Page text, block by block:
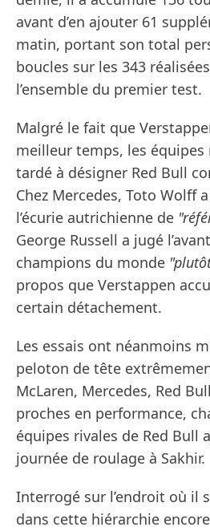
avant d’en ajouter 61
matin, portant son total
boucles sur les 343
l’ensemble du premier test.
Malgré le fait que
meilleur temps, les équipes
tardé à désigner Red Bull
Chez Mercedes, Toto Wolff
l’écurie autrichienne de
George Russell a jugé
champions du monde
propos que Verstappen
certain détachement.
Les essais ont néanmoins
peloton de tête
McLaren, Mercedes, Red
proches en performance,
équipes rivales de Red Bull
journée de roulage à Sakhir.
Interrogé sur l’endroit où il
dans cette hiérarchie